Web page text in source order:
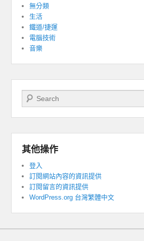
無分類
生活
鐵道/捷運
電腦技術
音樂
Search
其他操作
登入
訂閱網站內容的資訊提供
訂閱留言的資訊提供
WordPress.org 台灣繁體中文